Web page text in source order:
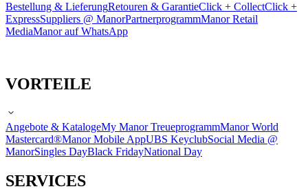
Bestellung & LieferungRetouren & GarantieClick + CollectClick +
ExpressSuppliers @ ManorPartnerprogrammManor Retail
MediaManor auf WhatsApp
VORTEILE
Angebote & KatalogeMy Manor TreueprogrammManor World
Mastercard®Manor Mobile AppUBS KeyclubSocial Media @
ManorSingles DayBlack FridayNational Day
SERVICES